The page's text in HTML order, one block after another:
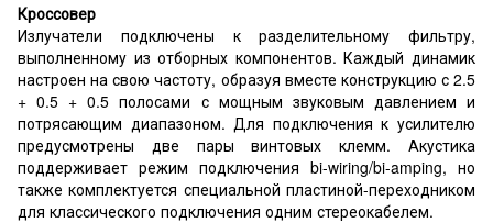
Кроссовер
Излучатели подключены к разделительному фильтру,
выполненному из отборных компонентов. Каждый динамик
настроен на свою частоту, образуя вместе конструкцию с 2.5
+ 0.5 + 0.5 полосами с мощным звуковым давлением и
потрясающим диапазоном. Для подключения к усилителю
предусмотрены две пары винтовых клемм. Акустика
поддерживает режим подключения bi-wiring/bi-amping, но
также комплектуется специальной пластиной-переходником
для классического подключения одним стереокабелем.